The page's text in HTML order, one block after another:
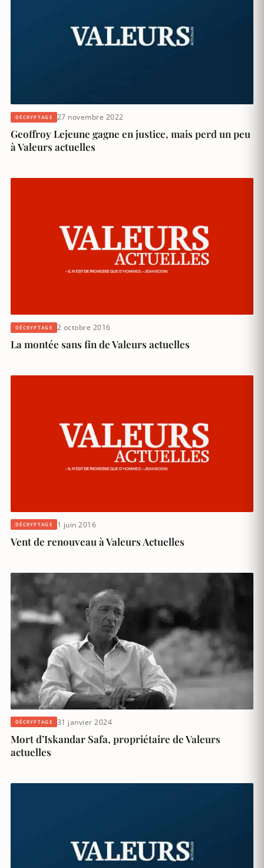
DÉCRYPTAGE 27 novembre 2022
Geoffroy Lejeune gagne en justice, mais perd un peu
à Valeurs actuelles
DÉCRYPTAGE 2 octobre 2016
La montée sans fin de Valeurs actuelles
DÉCRYPTAGE 1 juin 2016
Vent de renouveau à Valeurs Actuelles
DÉCRYPTAGE 31 janvier 2024
Mort d’Iskandar Safa, propriétaire de Valeurs
actuelles